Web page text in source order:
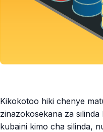
Kikokotoo hiki chenye
zinazokosekana za
kubaini kimo cha silinda,